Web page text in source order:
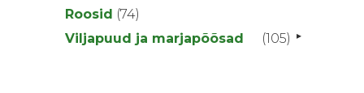
Roosid 7474
toodet
Viljapuud ja marjapõõsad 105105
▸